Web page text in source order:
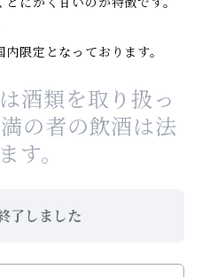
限定となっております。
酒類を取り扱っ
の者の飲酒は法
す。
了しました